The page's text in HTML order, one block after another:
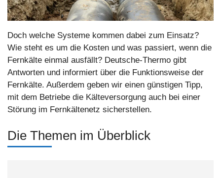
Doch welche Systeme kommen dabei zum Einsatz?
Wie steht es um die Kosten und was passiert, wenn die
Fernkälte einmal ausfällt? Deutsche-Thermo gibt
Antworten und informiert über die Funktionsweise der
Fernkälte. Außerdem geben wir einen günstigen Tipp,
mit dem Betriebe die Kälteversorgung auch bei einer
Störung im Fernkältenetz sicherstellen.
Die Themen im Überblick